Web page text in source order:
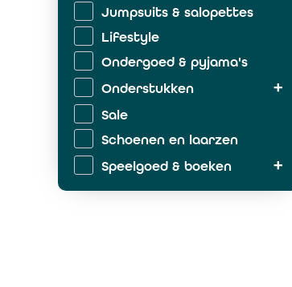
Jumpsuits & salopettes
Lifestyle
Ondergoed & pyjama's
Onderstukken
Sale
Schoenen en laarzen
Speelgoed & boeken
Zwemkleding